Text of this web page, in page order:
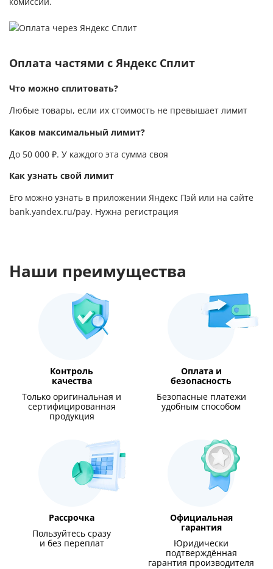
Оплата частями с Яндекс Сплит
Что можно сплитовать?
Любые товары, если их стоимость не превышает лимит
Каков максимальный лимит?
До 50 000 ₽. У каждого эта сумма своя
Как узнать свой лимит
Его можно узнать в приложении Яндекс Пэй или на сайте
bank.yandex.ru/pay. Нужна регистрация
Наши преимущества
Контроль
качества
Только оригинальная и
сертифицированная
продукция
Оплата и
безопасность
Безопасные платежи
удобным способом
Рассрочка
Пользуйтесь сразу
и без переплат
Официальная
гарантия
Юридически
подтверждённая
гарантия производителя